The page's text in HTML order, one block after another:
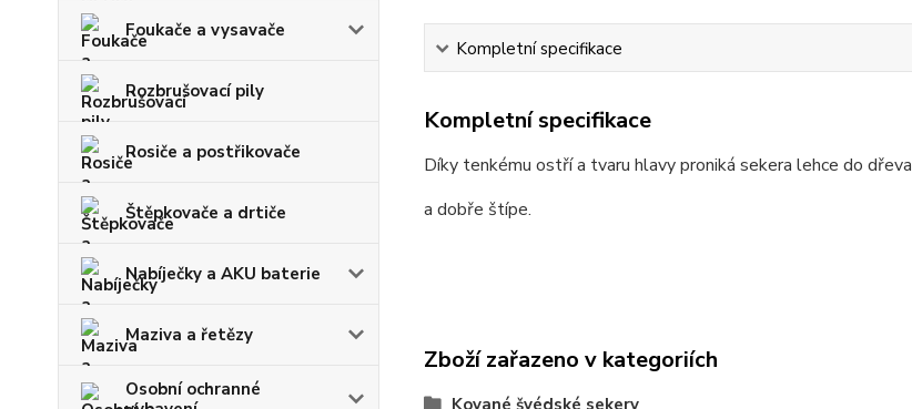
Foukače a vysavače
Rozbrušovací pily
Rosiče a postřikovače
Štěpkovače a drtiče
Nabíječky a AKU baterie
Maziva a řetězy
Osobní ochranné
Kompletní specifikace
Kompletní specifikace
Díky tenkému ostří a tvaru hlavy proniká sekera lehce do dřeva
a dobře štípe.
Zboží zařazeno v kategoriích
Kované švédské sekery